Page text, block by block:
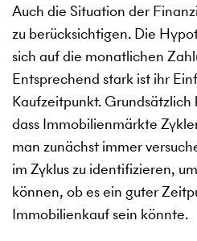
Auch die Situation der
zu berücksichtigen. Die
sich auf die monatlichen
Entsprechend stark ist ihr
Kaufzeitpunkt. Grundsätzlich
dass Immobilienmärkte
man zunächst immer
im Zyklus zu identifizieren,
können, ob es ein guter
Immobilienkauf sein könnte.